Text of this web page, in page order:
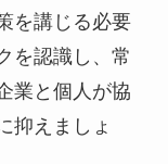
を講じる必要
を認識し、常
業と個人が協
抑えましょ